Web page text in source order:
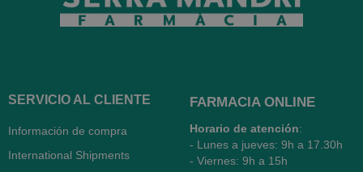
SERVICIO AL CLIENTE
Información de compra
International Shipments
FARMACIA ONLINE
Horario de atención:
- Lunes a jueves: 9h a 17.30h
- Viernes: 9h a 15h